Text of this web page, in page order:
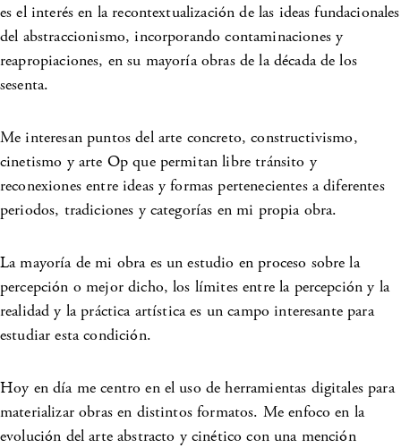
es el interés en la recontextualización de las ideas fundacionales
del abstraccionismo, incorporando contaminaciones y
reapropiaciones, en su mayoría obras de la década de los
sesenta.
Me interesan puntos del arte concreto, constructivismo,
cinetismo y arte Op que permitan libre tránsito y
reconexiones entre ideas y formas pertenecientes a diferentes
periodos, tradiciones y categorías en mi propia obra.
La mayoría de mi obra es un estudio en proceso sobre la
percepción o mejor dicho, los límites entre la percepción y la
realidad y la práctica artística es un campo interesante para
estudiar esta condición.
Hoy en día me centro en el uso de herramientas digitales para
materializar obras en distintos formatos. Me enfoco en la
evolución del arte abstracto y cinético con una mención